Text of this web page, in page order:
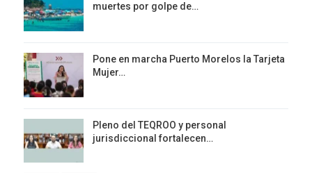
muertes por golpe de…
Pone en marcha Puerto Morelos la Tarjeta
Mujer…
Pleno del TEQROO y personal
jurisdiccional fortalecen…